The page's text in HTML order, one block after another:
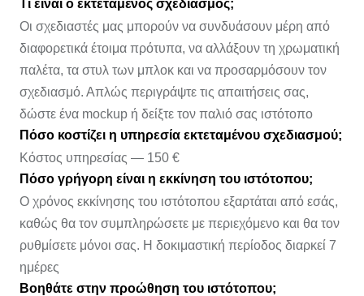
Τι είναι ο εκτεταμένος σχεδιασμός;
Οι σχεδιαστές μας μπορούν να συνδυάσουν μέρη από
διαφορετικά έτοιμα πρότυπα, να αλλάξουν τη χρωματική
παλέτα, τα στυλ των μπλοκ και να προσαρμόσουν τον
σχεδιασμό. Απλώς περιγράψτε τις απαιτήσεις σας,
δώστε ένα mockup ή δείξτε τον παλιό σας ιστότοπο
Πόσο κοστίζει η υπηρεσία εκτεταμένου σχεδιασμού;
Κόστος υπηρεσίας — 150 €
Πόσο γρήγορη είναι η εκκίνηση του ιστότοπου;
Ο χρόνος εκκίνησης του ιστότοπου εξαρτάται από εσάς,
καθώς θα τον συμπληρώσετε με περιεχόμενο και θα τον
ρυθμίσετε μόνοι σας. Η δοκιμαστική περίοδος διαρκεί 7
ημέρες
Βοηθάτε στην προώθηση του ιστότοπου;